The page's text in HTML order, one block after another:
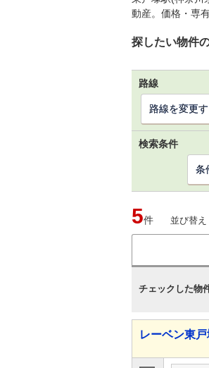
動産。価格・専
探したい物件
路線
路線を変更
検索条件
条
5件 並び替え
チェックした物
レーベン東